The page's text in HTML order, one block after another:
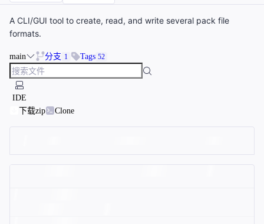
A CLI/GUI tool to create, read, and write several pack file
formats.
main 分支 1 Tags 52
IDE
下载zip
Clone